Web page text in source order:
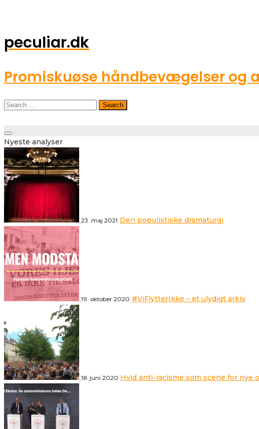
peculiar.dk
Promiskuøse håndbevægelser og
Search
Toggle
navigation
Nyeste analyser
23. maj 2021 Den populistiske dramaturgi
19. oktober 2020 #ViFlytterIkke – et ulydigt arkiv
18. juni 2020 Hvid anti-racisme som scene for nye